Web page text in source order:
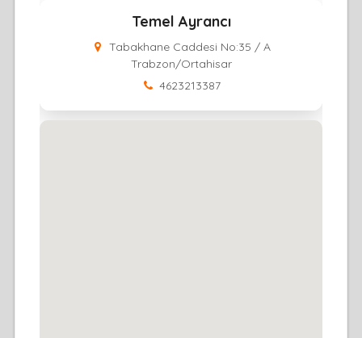
Temel Ayrancı
Tabakhane Caddesi No:35 / A
Trabzon/Ortahisar
4623213387